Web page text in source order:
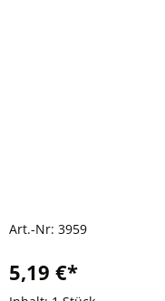
Art.-Nr: 3959
5,19 €*